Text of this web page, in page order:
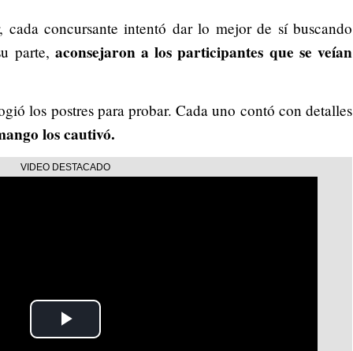
concursante intentó dar lo mejor de sí buscando
parte, aconsejaron a los participantes que se veían
los postres para probar. Cada uno contó con detalles
los cautivó.
Play